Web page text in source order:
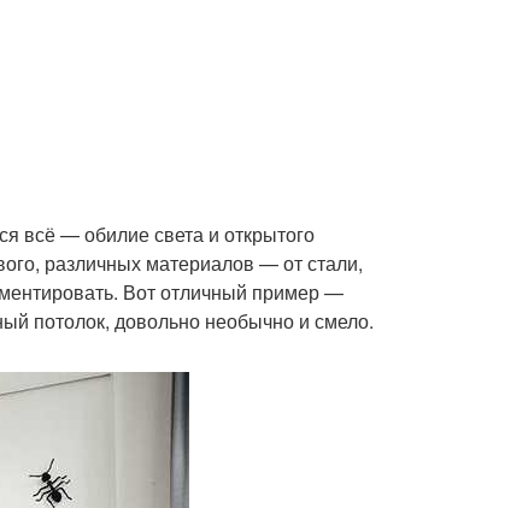
всё — обилие света и открытого
различных материалов — от стали,
Вот отличный пример —
потолок, довольно необычно и смело.